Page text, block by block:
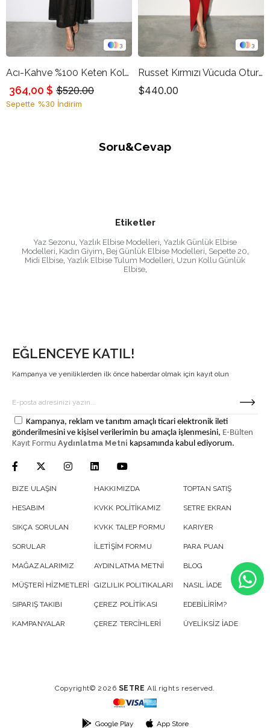
3
Acı-Kahve %100 Keten Kolsuz Bel Detaylı Midi Boy Elbise
$520.00
364,00 $
Sepette %30 İndirim
3
Russet Kırmızı Vücuda Oturan Tam Kalıp Dekolteli Fiyonk Detaylı Önden Yırtmaçlı Kolsuz Midi Boy Elbise
$440.00
Soru&Cevap
Etiketler
Yaz Sezonu, Yazlık Elbise Modelleri, Yazlık Günlük Elbise
Modelleri, Kadın Giyim, Bej Günlük Elbise Modelleri, Sepette 20,
Midi Elbise, Yazlık Elbise Tulum Modelleri, Uzun Kollu Günlük
Elbise,
EĞLENCEYE KATIL!
Kampanya ve yeniliklerden ilk önce haberdar olmak için kayıt olun
Kampanya, reklam ve tanıtım amaçlı ticari elektronik ileti
gönderilmesini ve kişisel verilerimin bu amaçla işlenmesini, E-Bülten
Kayıt Formu Aydınlatma Metni kapsamında kabul ediyorum.
BIZE ULAŞIN
HESABIM
SIKÇA SORULAN
SORULAR
MAĞAZALARIMIZ
MÜŞTERİ HİZMETLERİ
SIPARIŞ TAKIBI
KAMPANYALAR
HAKKIMIZDA
KVKK POLİTİKAMIZ
KVKK TALEP FORMU
İLETİŞİM FORMU
AYDINLATMA METNİ
GIZLILIK POLITIKALARI
ÇEREZ POLİTİKASI
ÇEREZ TERCİHLERİ
TOPTAN SATIŞ
SETRE EKRAN
KARIYER
PARA PUAN
BLOG
NASIL İADE
EDEBİLİRİM?
ÜYELİKSİZ İADE
Copyright© 2026 SETRE All rights reserved.
Google Play App Store